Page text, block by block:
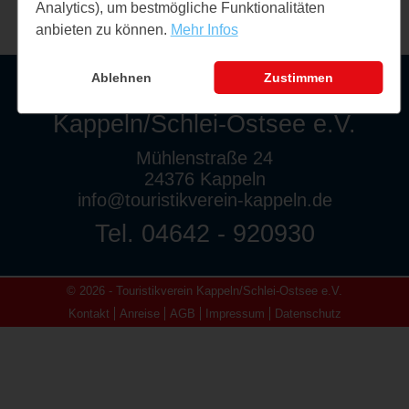
Touristikverein
Kappeln/Schlei-Ostsee e.V.
Mühlenstraße 24
24376 Kappeln
info@touristikverein-kappeln.de
Tel. 04642 - 920930
© 2026 - Touristikverein Kappeln/Schlei-Ostsee e.V.
Kontakt
Anreise AGB Impressum Datenschutz
Analytics), um bestmögliche Funktionalitäten
anbieten zu können. Mehr Infos
Ablehnen Zustimmen